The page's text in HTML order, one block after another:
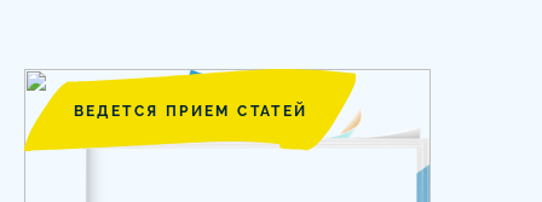
ВЕДЕТСЯ ПРИЕМ СТАТЕЙ